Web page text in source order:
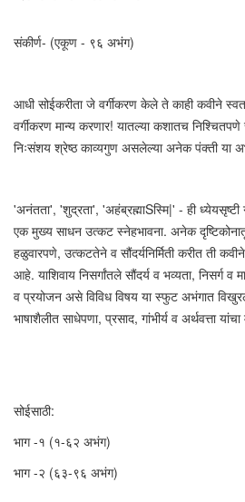
संकीर्ण- (एकूण - ९६ अभंग)
आधी सोईकरीता जे वर्गीकरण केले ते काही कवीने
वर्गीकरण मान्य करणार! यातल्या कशातच
निःसंशय श्रेष्ठ काव्यगुण असलेल्या अनेक पंक्ती या
'अनंतता', 'शुद्रता', 'अहंब्रह्माSस्मि|' - ही ध्येयसृष्टी
एक मुख्य साधन उत्कट स्नेहभावना. अनेक
हळुवारपणे, उत्कटतेने व सौंदर्यनिर्मिती करीत ती
आहे. याशिवाय निसर्गांतले सौंदर्य व भव्यता, निसर्ग
व प्रयोजन असे विविध विषय या स्फुट अभंगात
भाषाशैलीत साधेपणा, प्रसाद, गांभीर्य व अर्थवत्ता
सोईसाठी:
भाग -१ (१-६२ अभंग)
भाग -२ (६३-९६ अभंग)